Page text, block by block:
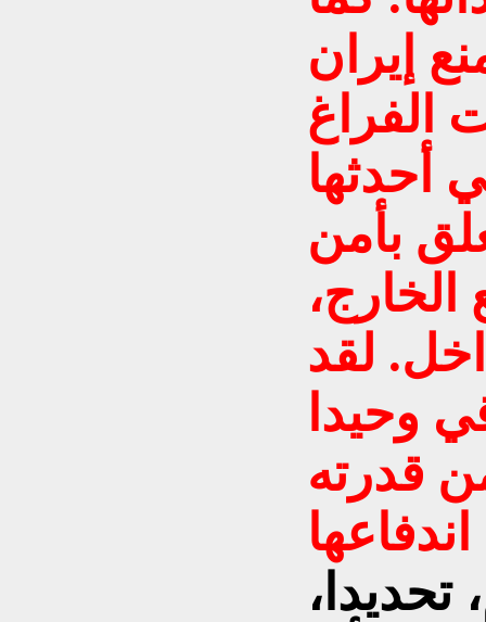
إيران
الفراغ
أحدثها
بأمن
الخارج،
لقد
وحيدا
قدرته
تحديدا،